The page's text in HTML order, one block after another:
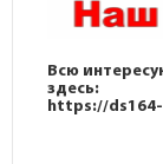
Всю
здесь:
https://